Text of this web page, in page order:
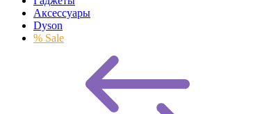
Аксессуары
Dyson
% Sale